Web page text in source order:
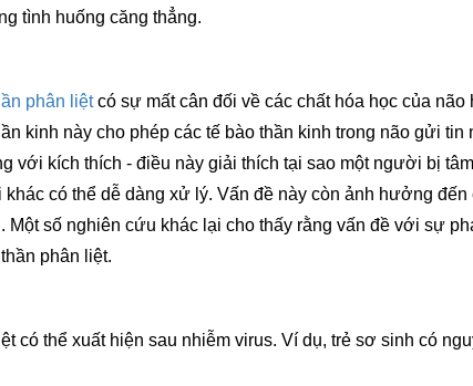
tình huống căng thẳng.
phân liệtcó sự mất cân đối về các chất hóa học của não
kinh này cho phép các tế bào thần kinh trong não gửi
với kích thích - điều này giải thích tại sao một người bị
có thể dễ dàng xử lý. Vấn đề này còn ảnh hưởng
số nghiên cứu khác lại cho thấy rằng vấn đề với sự
phân liệt.
có thể xuất hiện sau nhiễm virus. Ví dụ, trẻ sơ sinh có